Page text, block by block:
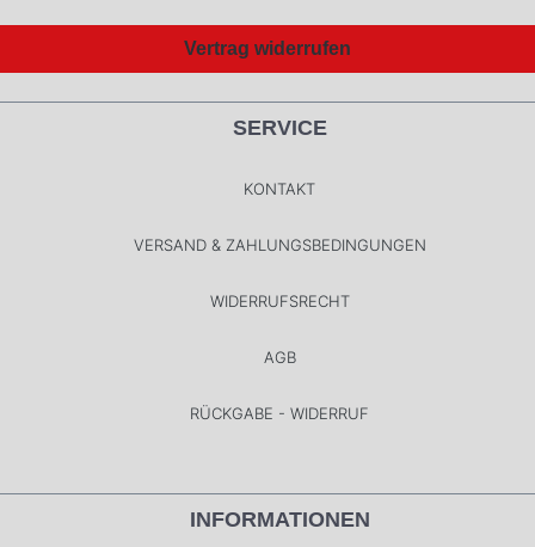
Vertrag widerrufen
SERVICE
KONTAKT
VERSAND & ZAHLUNGSBEDINGUNGEN
WIDERRUFSRECHT
AGB
RÜCKGABE - WIDERRUF
INFORMATIONEN